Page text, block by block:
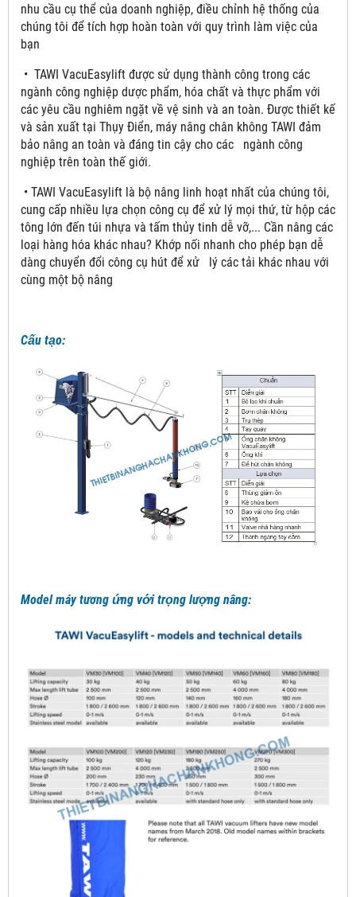
nhu cầu cụ thể của doanh nghiệp, điều chỉnh hệ thống của
chúng tôi để tích hợp hoàn toàn với quy trình làm việc của
bạn
• TAWI VacuEasylift được sử dụng thành công trong các
ngành công nghiệp dược phẩm, hóa chất và thực phẩm với
các yêu cầu nghiêm ngặt về vệ sinh và an toàn. Được thiết kế
và sản xuất tại Thụy Điển, máy nâng chân không TAWI đảm
bảo nâng an toàn và đáng tin cậy cho các ngành công
nghiệp trên toàn thế giới.
• TAWI VacuEasylift là bộ nâng linh hoạt nhất của chúng tôi,
cung cấp nhiều lựa chọn công cụ để xử lý mọi thứ, từ hộp các
tông lớn đến túi nhựa và tấm thủy tinh dễ vỡ,... Cần nâng các
loại hàng hóa khác nhau? Khớp nối nhanh cho phép bạn dễ
dàng chuyển đổi công cụ hút để xử lý các tải khác nhau với
cùng một bộ nâng
Cấu tạo:
Model máy tương ứng với trọng lượng nâng: